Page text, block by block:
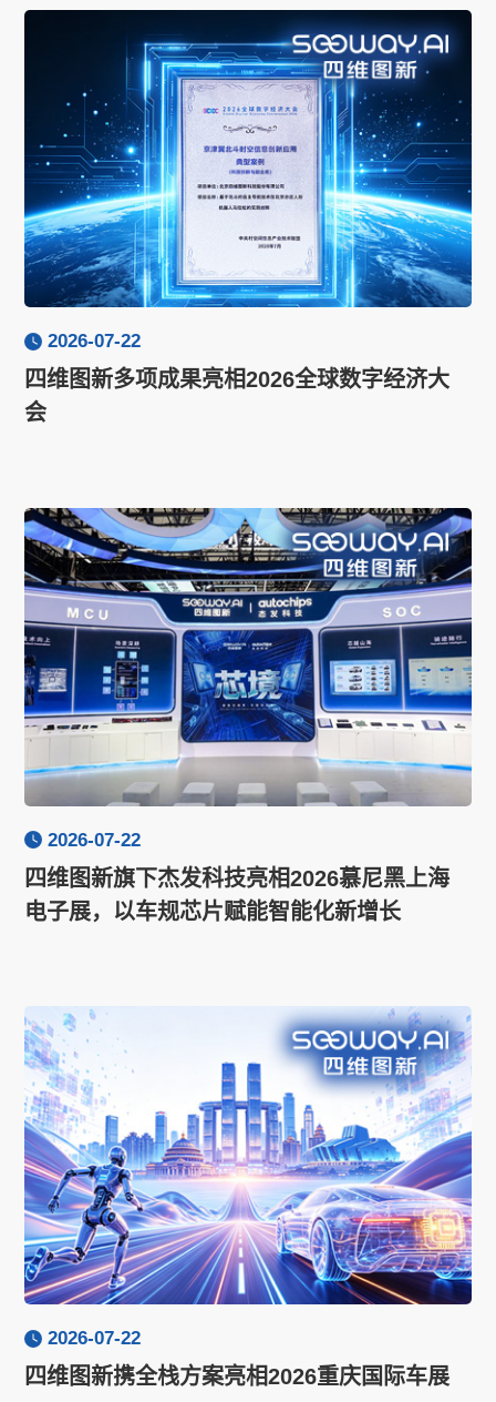
2026-07-22
四维图新多项成果亮相2026全球数字经济大
会
2026-07-22
四维图新旗下杰发科技亮相2026慕尼黑上海
电子展，以车规芯片赋能智能化新增长
2026-07-22
四维图新携全栈方案亮相2026重庆国际车展